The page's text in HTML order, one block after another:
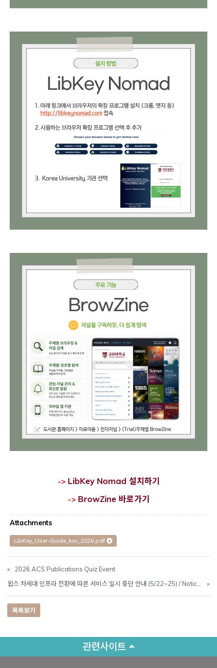
Opens a new window
-> LibKey Nomad 설치하기
-> BrowZine 바로가기
Attachments
LibKey_User-Guide_kor_2026.pdf
«
2026 ACS Publications Quiz Event
»
목록보기
관련사이트